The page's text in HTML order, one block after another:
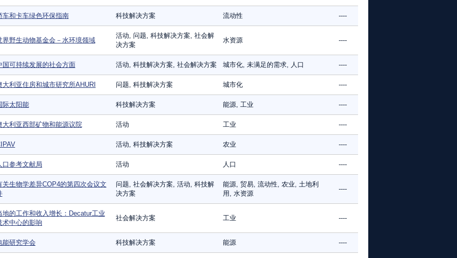
车和卡车绿色环保指南 科技解决方案 流动性 ----
界野生动物基金会－水环境领域
活动, 问题, 科技解决方案, 社会解
决方案
水资源 ----
国可持续发展的社会方面 活动, 科技解决方案, 社会解决方案 城市化, 未满足的需求, 人口 ----
大利亚住房和城市研究所AHURI 问题, 科技解决方案 城市化 ----
际太阳能 科技解决方案 能源, 工业 ----
大利亚西部矿物和能源议院 活动 工业 ----
活动, 科技解决方案 农业 ----
口参考文献局 活动 人口 ----
关生物学差异COP4的第四次会议文
问题, 社会解决方案, 活动, 科技解
决方案
能源, 贸易, 流动性, 农业, 土地利
用, 水资源
----
地的工作和收入增长：Decatur工业
术中心的影响
社会解决方案 工业 ----
能研究学会 科技解决方案 能源 ----